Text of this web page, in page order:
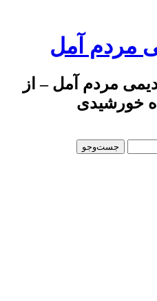
مردم آمل
مردم آمل – از
خورشیدی